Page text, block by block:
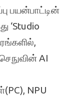
பயன்பாட்டின்
‘Studio
AI
NPU